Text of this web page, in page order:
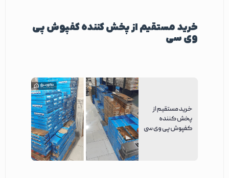
خرید مستقیم از پخش کننده کفپوش پی
وی سی